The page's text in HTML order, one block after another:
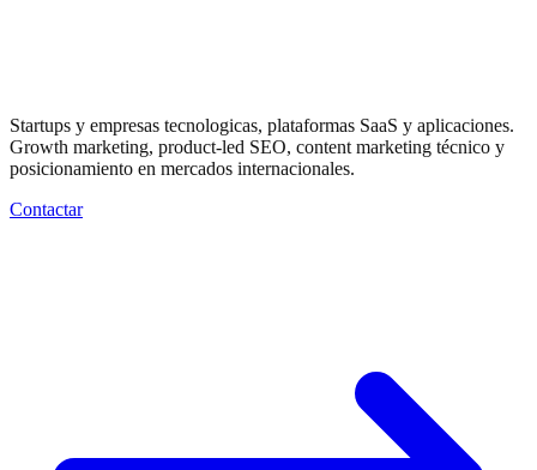
Startups y empresas tecnologicas, plataformas SaaS y aplicaciones.
Growth marketing, product-led SEO, content marketing técnico y
posicionamiento en mercados internacionales.
Contactar